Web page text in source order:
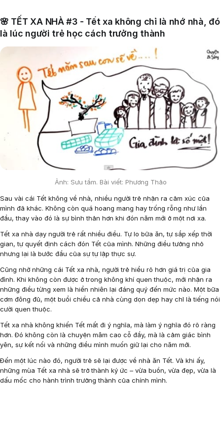
🌸 TẾT XA NHÀ #3 - Tết xa không chỉ là nhớ nhà, đó
là lúc người trẻ học cách trưởng thành
Ảnh: Sưu tầm. Bài viết: Phương Thảo
Sau vài cái Tết không về nhà, nhiều người trẻ nhận ra cảm xúc của
mình đã khác. Không còn quá hoang mang hay trống rỗng như lần
đầu, thay vào đó là sự bình thản hơn khi đón năm mới ở một nơi xa.
Tết xa nhà dạy người trẻ rất nhiều điều. Tự lo bữa ăn, tự sắp xếp thời
gian, tự quyết định cách đón Tết của mình. Những điều tưởng nhỏ
nhưng lại là bước đầu của sự tự lập thực sự.
Cũng nhờ những cái Tết xa nhà, người trẻ hiểu rõ hơn giá trị của gia
đình. Khi không còn được ở trong không khí quen thuộc, mới nhận ra
những điều từng xem là hiển nhiên lại đáng quý đến mức nào. Một bữa
cơm đông đủ, một buổi chiều cả nhà cùng dọn dẹp hay chỉ là tiếng nói
cười quen thuộc.
Tết xa nhà không khiến Tết mất đi ý nghĩa, mà làm ý nghĩa đó rõ ràng
hơn. Đó không còn là chuyện mâm cao cỗ đầy, mà là cảm giác bình
yên, sự kết nối và những điều mình muốn giữ lại cho năm mới.
Đến một lúc nào đó, người trẻ sẽ lại được về nhà ăn Tết. Và khi ấy,
những mùa Tết xa nhà sẽ trở thành ký ức – vừa buồn, vừa đẹp, vừa là
dấu mốc cho hành trình trưởng thành của chính mình.